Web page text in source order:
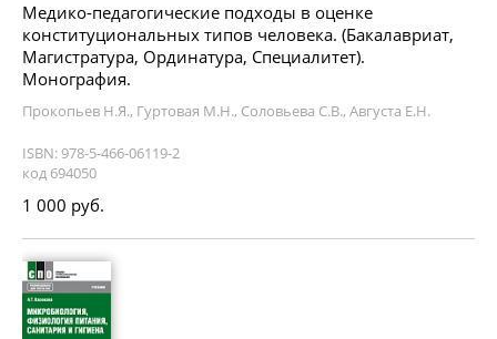
Медико-педагогические подходы в оценке
конституциональных типов человека. (Бакалавриат,
Магистратура, Ординатура, Специалитет).
Монография.
Прокопьев Н.Я., Гуртовая М.Н., Соловьева С.В., Августа Е.Н.
ISBN: 978-5-466-06119-2
код 694050
1 000 руб.